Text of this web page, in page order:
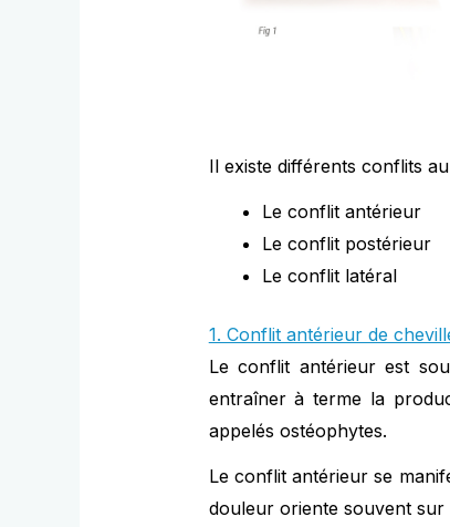
Il existe différents conflits
Le conflit antérieur
Le conflit postérieur
Le conflit latéral
1. Conflit antérieur de
Le conflit antérieur est
entraîner à terme la
appelés ostéophytes.
Le conflit antérieur se
douleur oriente souvent sur